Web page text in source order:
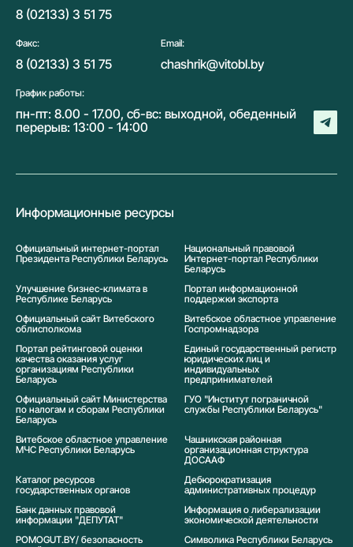
8 (02133) 3 51 75
Факс:
8 (02133) 3 51 75
Email:
chashrik@vitobl.by
График работы:
пн-пт: 8.00 - 17.00, сб-вс: выходной, обеденный
перерыв: 13:00 - 14:00
Информационные ресурсы
Официальный интернет-портал
Президента Республики Беларусь
Национальный правовой
Интернет-портал Республики
Беларусь
Улучшение бизнес-климата в
Республике Беларусь
Портал информационной
поддержки экспорта
Официальный сайт Витебского
облисполкома
Витебское областное управление
Госпромнадзора
Портал рейтинговой оценки
качества оказания услуг
организациям Республики
Беларусь
Единый государственный регистр
юридических лиц и
индивидуальных
предпринимателей
Официальный сайт Министерства
по налогам и сборам Республики
Беларусь
ГУО "Институт пограничной
службы Республики Беларусь"
Витебское областное управление
МЧС Республики Беларусь
Чашникская районная
организационная структура
ДОСААФ
Каталог ресурсов
государственных органов
Дебюрократизация
административных процедур
Банк данных правовой
информации "ДЕПУТАТ"
Информация о либерализации
экономической деятельности
POMOGUT.BY/ безопасность
Символика Реcпублики Беларусь